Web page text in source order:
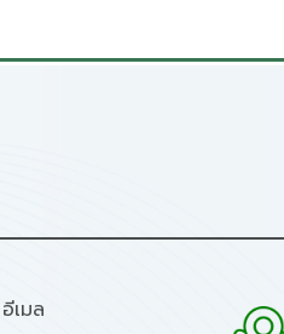
อีเมล